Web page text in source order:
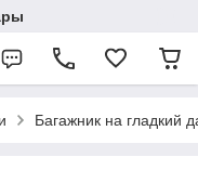
Багажник на гладкий